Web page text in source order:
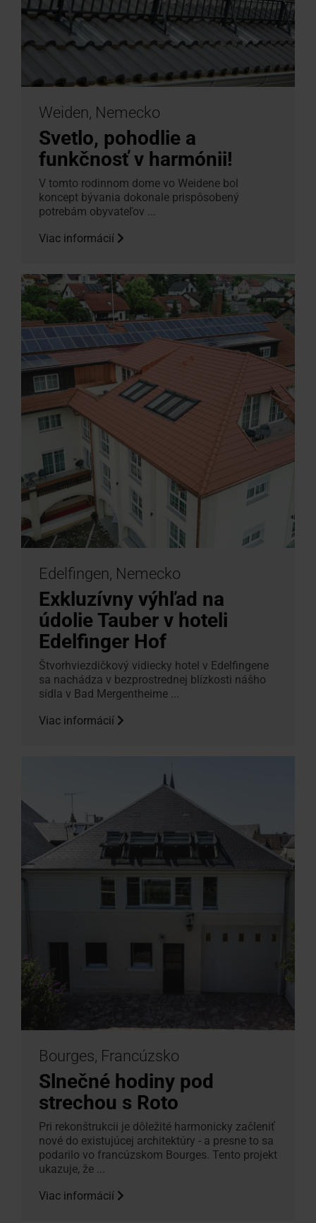
Weiden, Nemecko
Svetlo, pohodlie a
funkčnosť v harmónii!
V tomto rodinnom dome vo Weidene bol
koncept bývania dokonale prispôsobený
potrebám obyvateľov ...
Viac informácií
Edelfingen, Nemecko
Exkluzívny výhľad na
údolie Tauber v hoteli
Edelfinger Hof
Štvorhviezdičkový vidiecky hotel v Edelfingene
sa nachádza v bezprostrednej blízkosti nášho
sídla v Bad Mergentheime ...
Viac informácií
Bourges, Francúzsko
Slnečné hodiny pod
strechou s Roto
Pri rekonštrukcii je dôležité harmonicky začleniť
nové do existujúcej architektúry - a presne to sa
podarilo vo francúzskom Bourges. Tento projekt
ukazuje, že ...
Viac informácií